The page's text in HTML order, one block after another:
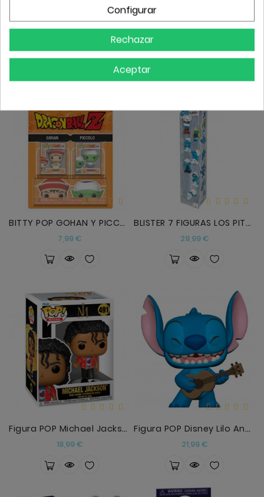
BITTTY POP MILES MORALES Y GHOST-SPIDER
7,99 €Precio 7,99 €Precio
BITTY POP GOHAN Y PICCOLO
7,99 €Precio
BLISTER 7 FIGURAS LOS PITUFOS 5CM
29,99 €Precio
Figura POP Michael Jackson
18,99 €Precio
Figura POP Disney Lilo And Stitch - Stitch With Uk
21,99 €Precio
Configurar
Rechazar
Aceptar